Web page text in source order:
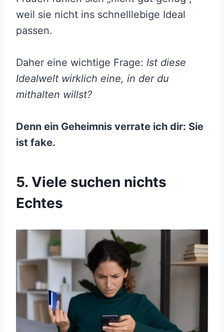
weil sie nicht ins schnelllebige Ideal
passen.
Daher eine wichtige Frage: Ist diese
Idealwelt wirklich eine, in der du
mithalten willst?
Denn ein Geheimnis verrate ich dir: Sie
ist fake.
5. Viele suchen nichts
Echtes